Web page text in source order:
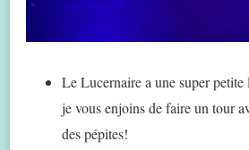
Le Lucernaire a une super
je vous enjoins de faire un tour
des pépites!